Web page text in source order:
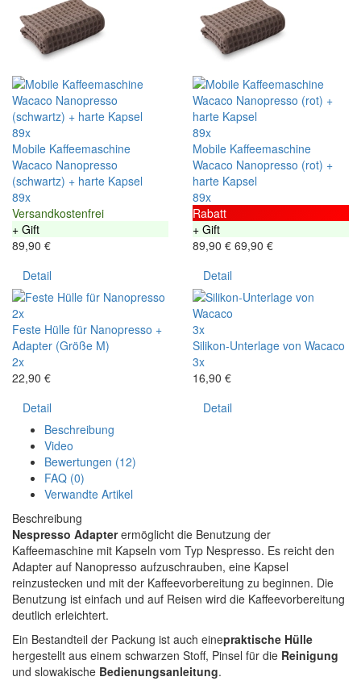
89x
Mobile Kaffeemaschine
Wacaco Nanopresso
(schwartz) + harte Kapsel
89x
Versandkostenfrei
+ Gift
89,90 €
Detail
89x
Mobile Kaffeemaschine
Wacaco Nanopresso (rot) +
harte Kapsel
89x
Rabatt
+ Gift
89,90 € 69,90 €
Detail
2x
Feste Hülle für Nanopresso +
Adapter (Größe M)
2x
22,90 €
Detail
3x
Silikon-Unterlage von Wacaco
3x
16,90 €
Detail
Beschreibung
Video
Bewertungen (12)
FAQ (0)
Verwandte Artikel
Beschreibung
Nespresso Adapterermöglicht die Benutzung der
Kaffeemaschine mit Kapseln vom Typ Nespresso. Es reicht den
Adapter auf Nanopresso aufzuschrauben, eine Kapsel
reinzustecken und mit der Kaffeevorbereitung zu beginnen. Die
Benutzung ist einfach und auf Reisen wird die Kaffeevorbereitung
deutlich erleichtert.
Ein Bestandteil der Packung ist auch einepraktische Hülle
hergestellt aus einem schwarzen Stoff, Pinsel für die Reinigung
und slowakische Bedienungsanleitung.